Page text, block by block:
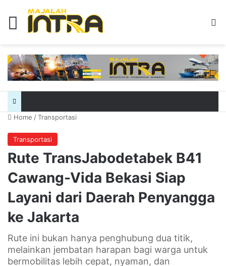
Menu
Home /Transportasi
Transportasi
Rute TransJabodetabek B41
Cawang-Vida Bekasi Siap
Layani dari Daerah Penyangga
ke Jakarta
Rute ini bukan hanya penghubung dua titik,
melainkan jembatan harapan bagi warga untuk
bermobilitas lebih cepat, nyaman, dan